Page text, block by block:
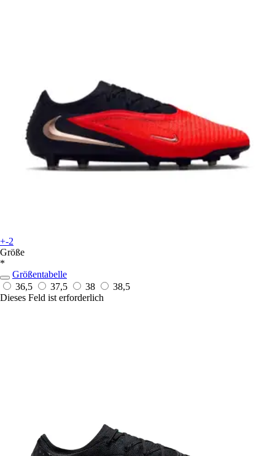
+-2
Größe
*
Größentabelle
36,5
37,5 38
38,5
Dieses Feld ist erforderlich